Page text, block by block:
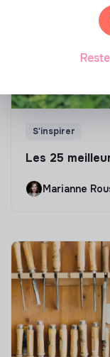
S'inspirer
Les 25
Marianne